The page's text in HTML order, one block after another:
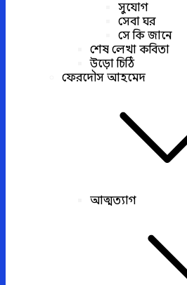
সুযোগ
সেবা ঘর
সে কি জানে
শেষ লেখা কবিতা
উড়ো চিঠি
ফেরদৌস আহমেদ
আত্মত্যাগ